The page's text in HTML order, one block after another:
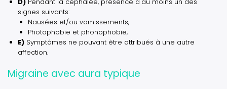
signes suivants:
Nausées et/ou vomissements,
Photophobie et phonophobie,
E) Symptômes ne pouvant être attribués à une autre
affection.
Migraine avec aura typique